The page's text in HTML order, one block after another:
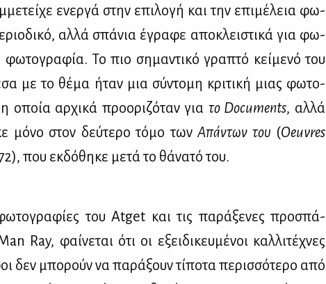
ενερ­γά στην επι­λο­γή και την επι­μέ­λεια φω­
αλ­λά σπά­νια έγρα­φε απο­κλει­στι­κά για φω­
Το πιο ση­μα­ντι­κό γρα­πτό κεί­με­νό του
με το θέ­μα ήταν μια σύ­ντο­μη κρι­τι­κή μιας φω­το­
οποία αρ­χι­κά προ­ο­ρι­ζό­ταν για το Documents, αλ­λά
μό­νο στον δεύ­τε­ρο τό­μο τωνΑπά­ντων του (Oeuvres
που εκ­δό­θη­κε με­τά το θά­να­τό του.
του Atget και τις πα­ρά­ξε­νες προ­σπά­
Ray, φαί­νε­ται ότι οι εξει­δι­κευ­μέ­νοι καλ­λι­τέ­χνες
δεν μπο­ρούν να πα­ρά­ξουν τί­πο­τα πε­ρισ­σό­τε­ρο από